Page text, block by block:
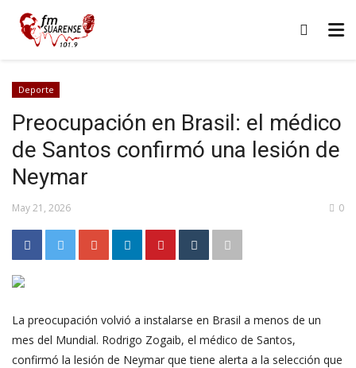
Deporte
Preocupación en Brasil: el médico
de Santos confirmó una lesión de
Neymar
May 21, 2026 0
La preocupación volvió a instalarse en Brasil a menos de un
mes del Mundial. Rodrigo Zogaib, el médico de Santos,
confirmó la lesión de Neymar que tiene alerta a la selección que